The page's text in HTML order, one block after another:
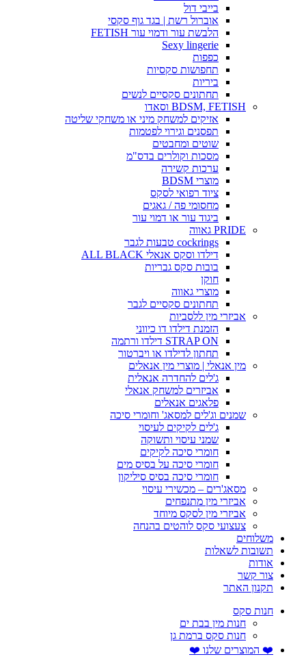
בייבי דול
אוברול רשת | בגד גוף סקסי
הלבשת עור ודמוי עור FETISH
Sexy lingerie
כפפות
תחפושות סקסיות
ביריות
תחתונים סקסיים לנשים
BDSM, FETISH וסאדו
אזיקים למשחק מיני או משחקי שליטה
תפסנים וגירוי לפטמות
שוטים ומחבטים
מסכות וקולרים בדס"מ
ערכות קשירה
מוצרי BDSM
ציוד רפואי לסקס
מחסומי פה / גאגים
ביגוד עור או דמוי עור
PRIDE גאווה
cockrings טבעות לגבר
דילדו וסקס אנאלי ALL BLACK
בובות סקס גבריות
חוקן
מוצרי גאווה
תחתונים סקסיים לגבר
אביזרי מין ללסביות
הזמנת דילדו דו כיווני
STRAP ON דילדו ורתמה
תחתון לדילדו או ויברטור
מין אנאלי | מוצרי מין אנאלים
ג'לים להחדרה אנאלית
אביזרים למשחק אנאלי
פלאגים אנאלים
שמנים וג'לים למסאג' וחומרי סיכה
ג'לים לקיקים לעיסוי
שמני עיסוי ותשוקה
חומרי סיכה לקיקים
חומרי סיכה על בסיס מים
חומרי סיכה בסיס סיליקון
מסאג'רים – מכשירי עיסוי
אביזרי מין מתנפחים
אביזרי מין לסקס מיוחד
צעצועי סקס לוהטים בהנחה
משלוחים
תשובות לשאלות
אודות
צור קשר
תקנון האתר
חנות סקס
חנות מין בבת ים
חנות סקס ברמת גן
❤️ המוצרים שלנו ❤️